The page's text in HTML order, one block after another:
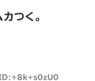
つく。